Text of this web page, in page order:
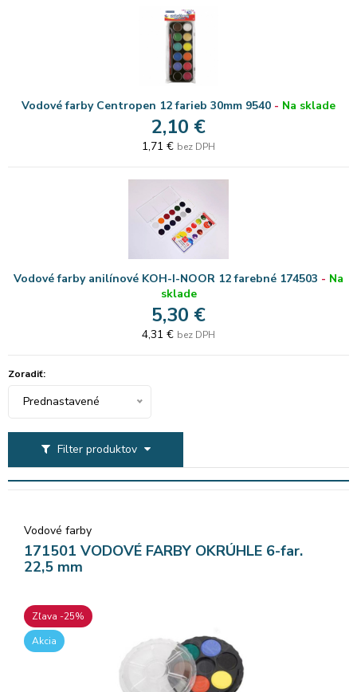
Vodové farby Centropen 12 farieb 30mm 9540 - Na sklade
2,10 €
1,71 € bez DPH
Vodové farby anilínové KOH-I-NOOR 12 farebné 174503 - Na
sklade
5,30 €
4,31 € bez DPH
Filter produktov
Zoradiť:
Prednastavené
Vodové farby
171501 VODOVÉ FARBY OKRÚHLE 6-far.
22,5 mm
Zľava -25%
Akcia